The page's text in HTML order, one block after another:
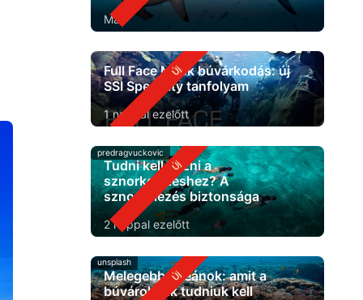
Ma
Full Face Mask búvárkodás: új
SSI Specialty tanfolyam
1 nappal ezelőtt
predragvuckovic
Tudni kell úszni a
sznorkelezéshez? A
sznorkelezés biztonsága
2 nappal ezelőtt
unsplash
Melegebb óceánok: amit a
búvároknak tudniuk kell